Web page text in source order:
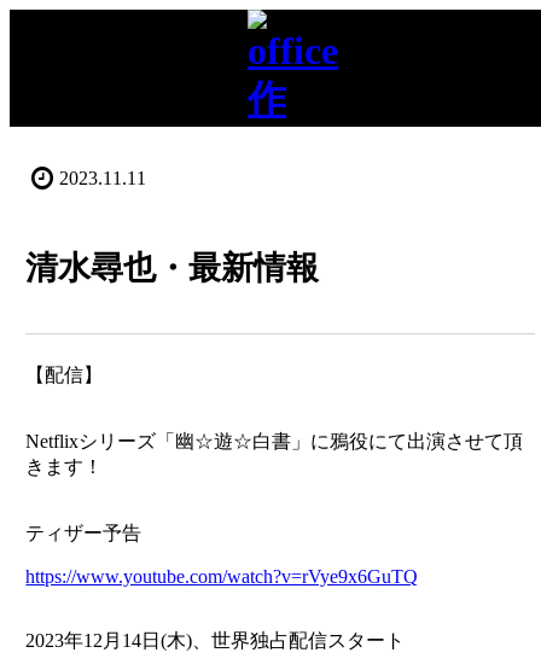
2023.11.11
清水尋也・最新情報
【配信】
Netflixシリーズ「幽☆遊☆白書」に鴉役にて出演させて頂
きます！
ティザー予告
https://www.youtube.com/watch?v=rVye9x6GuTQ
2023年12月14日(木)、世界独占配信スタート